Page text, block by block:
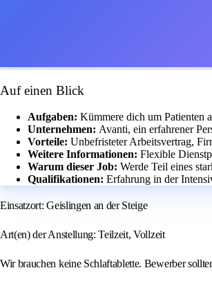
Auf einen Blick
Aufgaben: Kümmere dich um Patienten
Unternehmen: Avanti, ein erfahrener
Vorteile: Unbefristeter Arbeitsvertrag,
Weitere Informationen: Flexible
Warum dieser Job: Werde Teil eines
Qualifikationen: Erfahrung in der
Einsatzort: Geislingen an der Steige
Art(en) der Anstellung: Teilzeit, Vollzeit
Wir brauchen keine Schlaftablette. Bewerber